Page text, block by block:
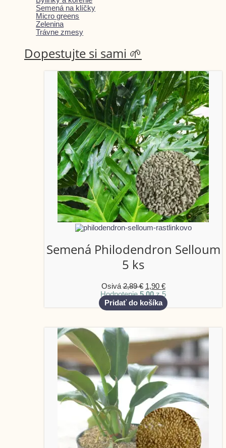
Semená na klíčky
Micro greens
Zelenina
Trávne zmesy
Dopestujte si sami 🌱
Semená Philodendron Selloum
5 ks
Osivá2,89€ 1,90 €
Hodnotenie5.00z 5
Pridať do košíka